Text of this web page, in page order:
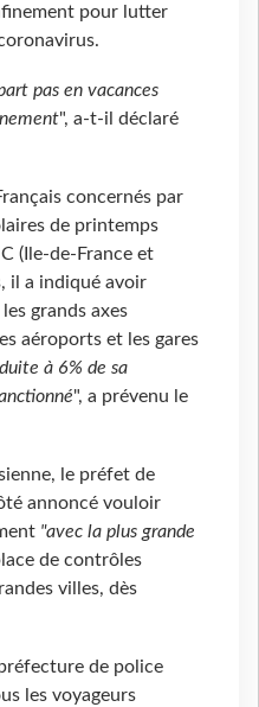
pour lutter
pas en vacances
", a-t-il déclaré
concernés par
de printemps
(Ile-de-France et
il a indiqué avoir
grands axes
aéroports et les gares
à 6% de sa
", a prévenu le
le préfet de
annoncé vouloir
"avec la plus grande
de contrôles
villes, dès
de police
les voyageurs